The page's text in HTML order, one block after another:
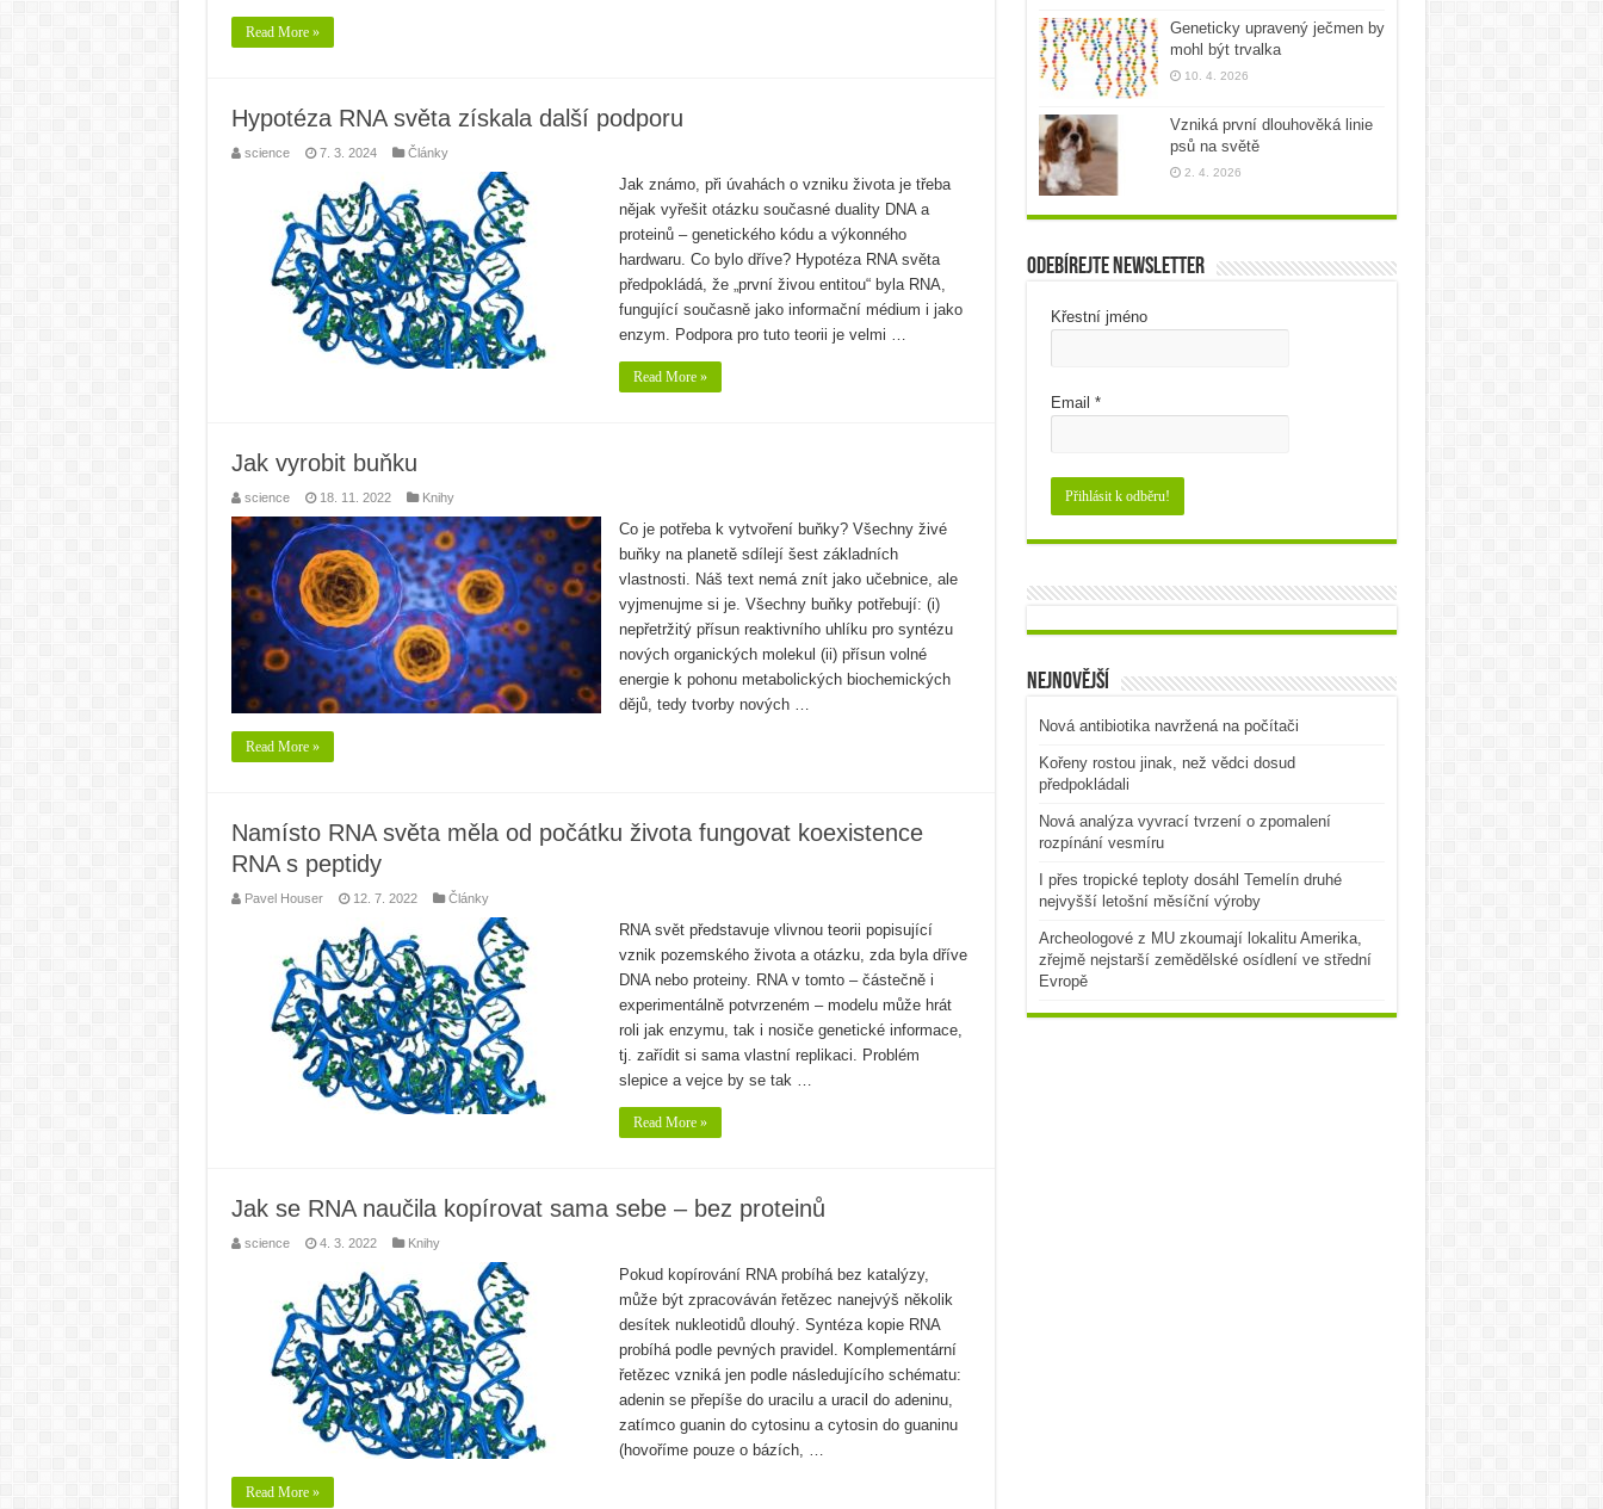
Read More »
Hypotéza RNA světa získala další podporu
science 7. 3. 2024 Články
Jak známo, při úvahách o vzniku života je třeba
nějak vyřešit otázku současné duality DNA a
proteinů – genetického kódu a výkonného
hardwaru. Co bylo dříve? Hypotéza RNA světa
předpokládá, že „první živou entitou“ byla RNA,
fungující současně jako informační médium i jako
enzym. Podpora pro tuto teorii je velmi …
Read More »
Jak vyrobit buňku
science 18. 11. 2022 Knihy
Co je potřeba k vytvoření buňky? Všechny živé
buňky na planetě sdílejí šest základních
vlastnosti. Náš text nemá znít jako učebnice, ale
vyjmenujme si je. Všechny buňky potřebují: (i)
nepřetržitý přísun reaktivního uhlíku pro syntézu
nových organických molekul (ii) přísun volné
energie k pohonu metabolických biochemických
dějů, tedy tvorby nových …
Read More »
Namísto RNA světa měla od počátku života fungovat koexistence
RNA s peptidy
Pavel Houser 12. 7. 2022 Články
RNA svět představuje vlivnou teorii popisující
vznik pozemského života a otázku, zda byla dříve
DNA nebo proteiny. RNA v tomto – částečně i
experimentálně potvrzeném – modelu může hrát
roli jak enzymu, tak i nosiče genetické informace,
tj. zařídit si sama vlastní replikaci. Problém
slepice a vejce by se tak …
Read More »
Jak se RNA naučila kopírovat sama sebe – bez proteinů
science 4. 3. 2022 Knihy
Pokud kopírování RNA probíhá bez katalýzy,
může být zpracováván řetězec nanejvýš několik
desítek nukleotidů dlouhý. Syntéza kopie RNA
probíhá podle pevných pravidel. Komplementární
řetězec vzniká jen podle následujícího schématu:
adenin se přepíše do uracilu a uracil do adeninu,
zatímco guanin do cytosinu a cytosin do guaninu
(hovoříme pouze o bázích, …
Read More »
Geneticky upravený ječmen by
mohl být trvalka
10. 4. 2026
Vzniká první dlouhověká linie
psů na světě
2. 4. 2026
Odebírejte newsletter
Křestní jméno
Email *
Nejnovější
Nová antibiotika navržená na počítači
Kořeny rostou jinak, než vědci dosud
předpokládali
Nová analýza vyvrací tvrzení o zpomalení
rozpínání vesmíru
I přes tropické teploty dosáhl Temelín druhé
nejvyšší letošní měsíční výroby
Archeologové z MU zkoumají lokalitu Amerika,
zřejmě nejstarší zemědělské osídlení ve střední
Evropě